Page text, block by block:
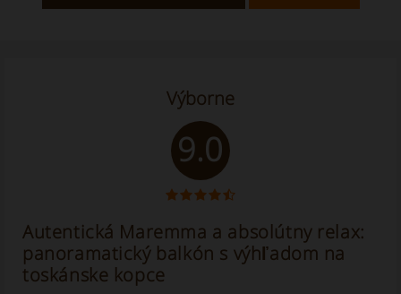
Výborne
9.0
Autentická Maremma a absolútny relax:
panoramatický balkón s výhľadom na
toskánske kopce